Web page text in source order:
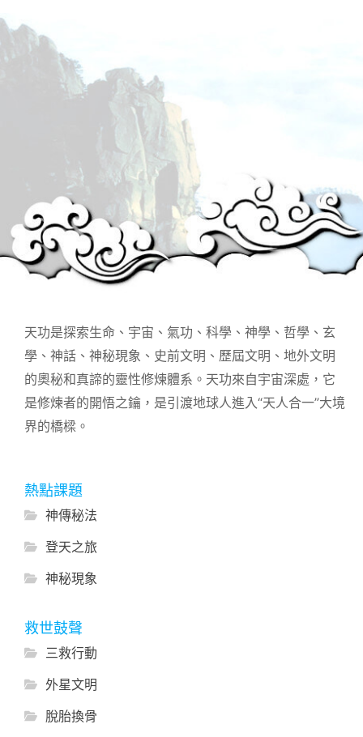
天功是探索生命、宇宙、氣功、科學、神學、哲學、玄
學、神話、神秘現象、史前文明、歷屆文明、地外文明
的奧秘和真諦的靈性修煉體系。天功來自宇宙深處，它
是修煉者的開悟之鑰，是引渡地球人進入“天人合一”大境
界的橋樑。
熱點課題
神傳秘法
登天之旅
神秘現象
救世鼓聲
三救行動
外星文明
脫胎換骨